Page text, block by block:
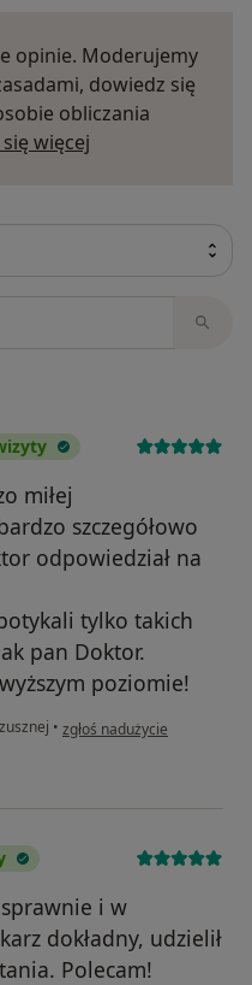
opinie. Moderujemy
dowiedz się
obliczania
więcej
miłej
szczegółowo
odpowiedział na
tylko takich
pan Doktor.
poziomie!
• w opinii użytkownika
zgłoś nadużycie
i w
dokładny, udzielił
Polecam!